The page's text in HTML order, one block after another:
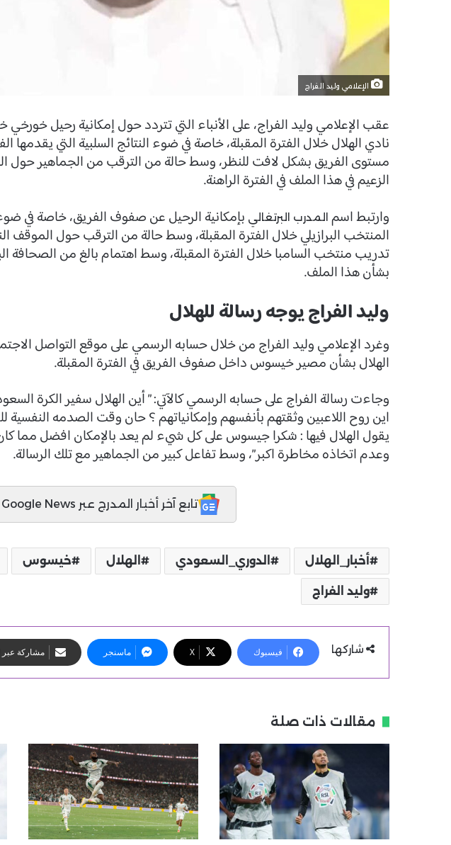
الإعلامي وليد الفراج
عقب الإعلامي وليد الفراج، على الأنباء التي تتردد حول إمكانية رحيل
نادي الهلال خلال الفترة المقبلة، خاصة في ضوء النتائج السلبية التي يقدمها
مستوى الفريق بشكل لافت للنظر، وسط حالة من الترقب من الجماهير حول
الزعيم في هذا الملف في الفترة الراهنة.
وارتبط اسم المدرب البرتغالي بإمكانية الرحيل عن صفوف الفريق، خاصة في
المنتخب البرازيلي خلال الفترة المقبلة، وسط حالة من الترقب حول الموقف
تدريب منتخب السامبا خلال الفترة المقبلة، وسط اهتمام بالغ من الصحافة
بشأن هذا الملف.
وليد الفراج يوجه رسالة للهلال
وغرد الإعلامي وليد الفراج من خلال حسابه الرسمي على موقع التواصل
الهلال بشأن مصير خيسوس داخل صفوف الفريق في الفترة المقبلة.
وجاءت رسالة الفراج على حسابه الرسمي كالآتي: ” أين الهلال سفير الكرة
اين روح اللاعبين وثقتهم بأنفسهم وإمكانياتهم ؟ حان وقت الصدمه النفسية
يقول الهلال فيها : شكرا جيسوس على كل شيء لم يعد بالإمكان افضل مما
وعدم اتخاذه مخاطرة اكبر”، وسط تفاعل كبير من الجماهير مع تلك الرسالة.
تابع آخر أخبار المدرج عبر Google News
أخبار_الهلال الدوري_السعودي الهلال خيسوس
وليد الفراج
شاركها فيسبوك X ماسنجر مشاركة عبر
مقالات ذات صلة